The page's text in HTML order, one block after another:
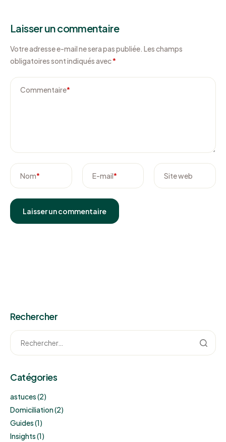
Laisser un commentaire
Votre adresse e-mail ne sera pas publiée. Les champs
obligatoires sont indiqués avec*
Commentaire*
Nom* E-mail* Site web
Rechercher
Catégories
astuces(2)
Domiciliation(2)
Guides(1)
Insights(1)